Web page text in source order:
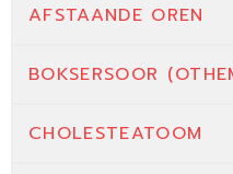
AFSTAANDE OREN
BOKSERSOOR
CHOLESTEATOOM